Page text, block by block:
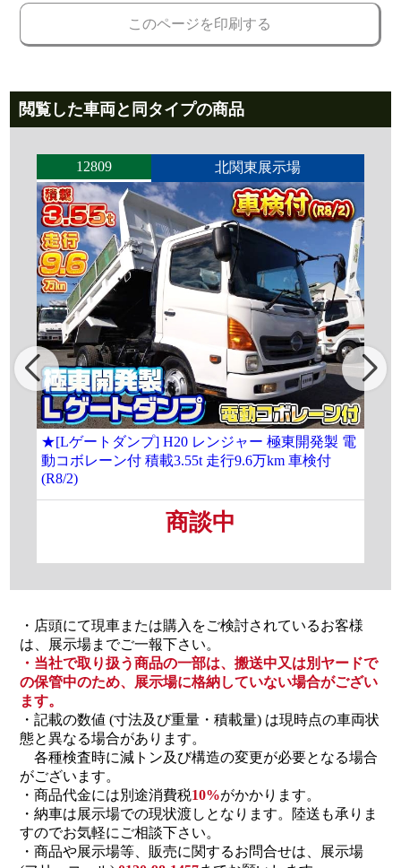
このページを印刷する
閲覧した車両と同タイプの商品
12809 北関東展示場
★[Lゲートダンプ] H20 レンジャー 極東開発製 電
動コボレーン付 積載3.55t 走行9.6万km 車検付
(R8/2)
商談中
・店頭にて現車または購入をご検討されているお客様
は、展示場までご一報下さい。
・当社で取り扱う商品の一部は、搬送中又は別ヤードで
の保管中のため、展示場に格納していない場合がござい
ます。
・記載の数値 (寸法及び重量・積載量) は現時点の車両状
態と異なる場合があります。
各種検査時に減トン及び構造の変更が必要となる場合
がございます。
・商品代金には別途消費税10%がかかります。
・納車は展示場での現状渡しとなります。陸送も承りま
すのでお気軽にご相談下さい。
・商品や展示場等、販売に関するお問合せは、展示場